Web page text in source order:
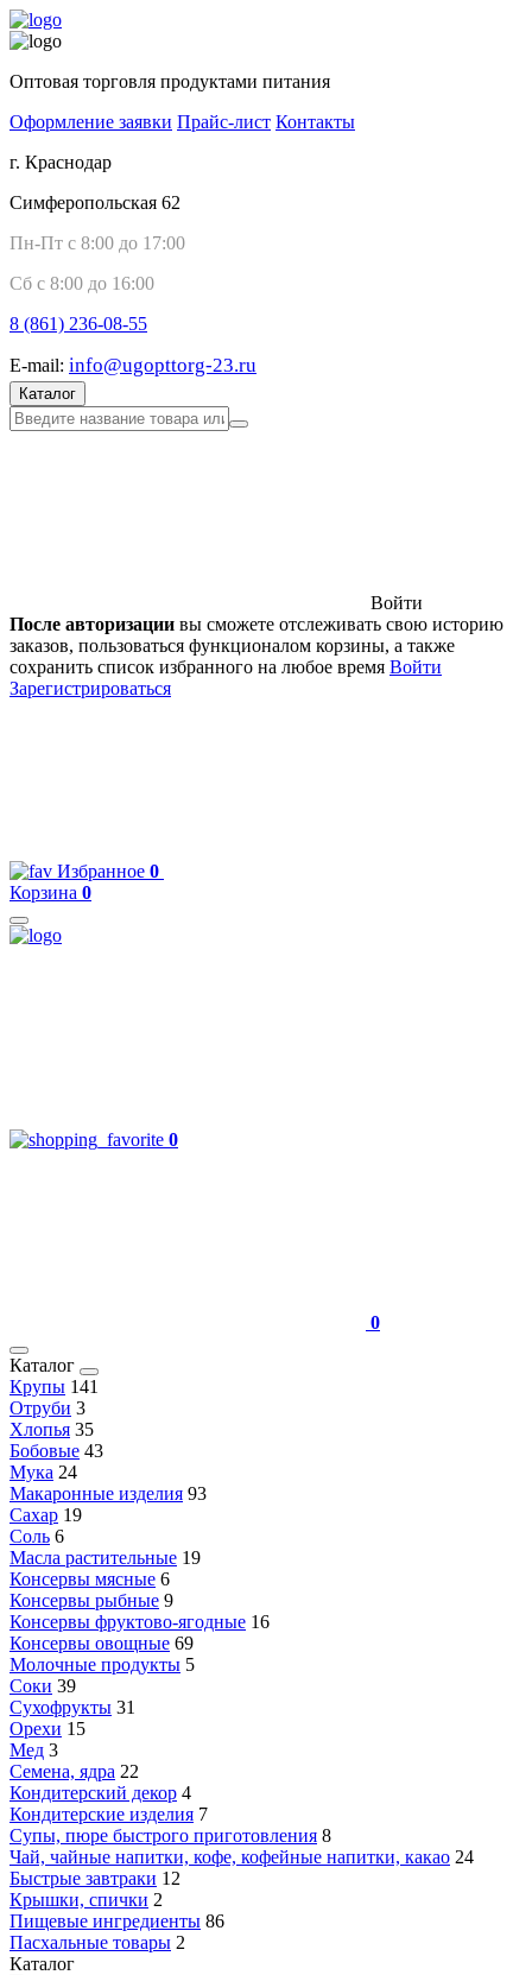
Оптовая торговля продуктами питания
Оформление заявки Прайс-лист Контакты
г. Краснодар
Симферопольская 62
Пн-Пт с 8:00 до 17:00
Сб с 8:00 до 16:00
8 (861) 236-08-55
E-mail: info@ugopttorg-23.ru
Каталог
Войти
После авторизации вы сможете отслеживать свою историю
заказов, пользоваться функционалом корзины, а также
сохранить список избранного на любое время Войти
Зарегистрироваться
Избранное 0
Корзина 0
0
0
Каталог
Крупы 141
Отруби 3
Хлопья 35
Бобовые 43
Мука 24
Макаронные изделия 93
Сахар 19
Соль 6
Масла растительные 19
Консервы мясные 6
Консервы рыбные 9
Консервы фруктово-ягодные 16
Консервы овощные 69
Молочные продукты 5
Соки 39
Сухофрукты 31
Орехи 15
Мед 3
Семена, ядра 22
Кондитерский декор 4
Кондитерские изделия 7
Супы, пюре быстрого приготовления 8
Чай, чайные напитки, кофе, кофейные напитки, какао 24
Быстрые завтраки 12
Крышки, спички 2
Пищевые ингредиенты 86
Пасхальные товары 2
Каталог